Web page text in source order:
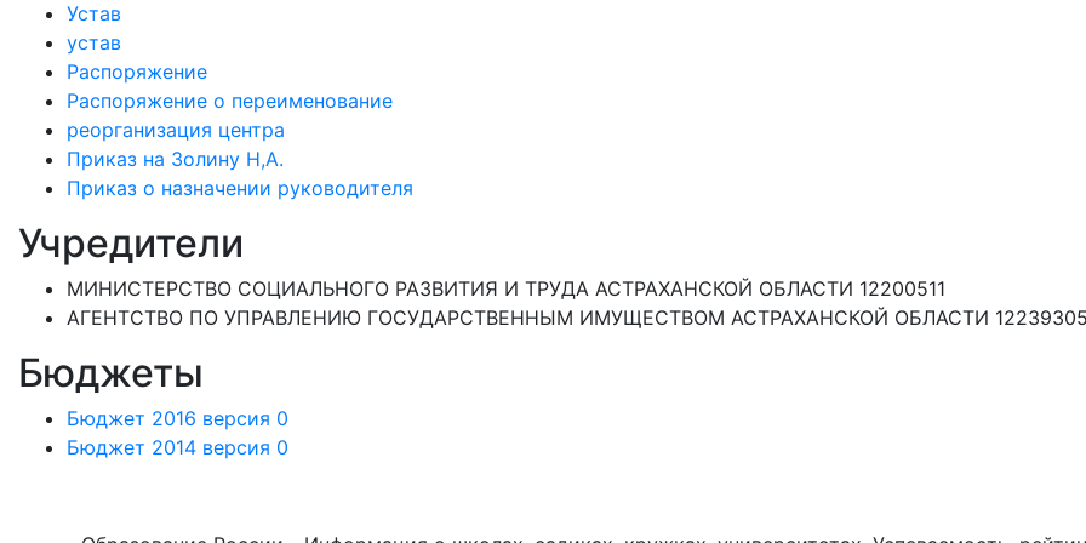
Устав
устав
Распоряжение
Распоряжение о переименование
реорганизация центра
Приказ на Золину Н,А.
Приказ о назначении руководителя
Учредители
МИНИСТЕРСТВО СОЦИАЛЬНОГО РАЗВИТИЯ И ТРУДА АСТРАХАНСКОЙ ОБЛАСТИ 12200511
АГЕНТСТВО ПО УПРАВЛЕНИЮ ГОСУДАРСТВЕННЫМ ИМУЩЕСТВОМ АСТРАХАНСКОЙ ОБЛАСТИ
Бюджеты
Бюджет 2016 версия 0
Бюджет 2014 версия 0